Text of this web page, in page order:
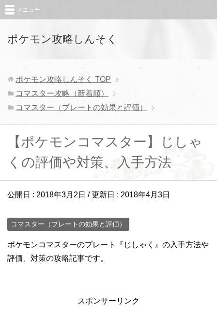
ポケモン攻略しんそく
メニュー
ポケモン攻略しんそく TOP
コマスター攻略（新着順）
コマスター（プレートの効果と評価）
【ポケモンコマスター】じしゃ
くの評価や対策、入手方法
公開日 : 2018年3月2日 / 更新日 : 2018年4月3日
コマスター（プレートの効果と評価）
ポケモンコマスターのプレート『じしゃく』の入手方法や
評価、対策の攻略記事です。
スポンサーリンク